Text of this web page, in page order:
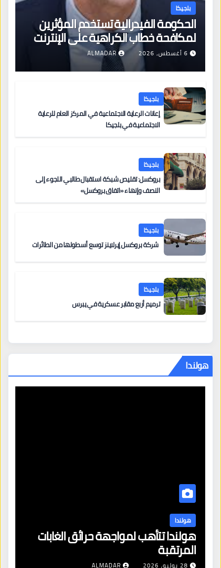
بلجيكا
الحكومة الفيدرالية تستخدم المؤثرين
لمكافحة خطاب الكراهية على الإنترنت
6 أغسطس، 2026 ALMADAR
بلجيكا
إعانات الرعاية الاجتماعية في المركز العام للرعاية
الاجتماعية في بلجيكا
بلجيكا
بروكسل: تقليص شبكة استقبال طالبي اللجوء إلى
النصف وإنهاء «اتفاق بروكسل»
بلجيكا
شركة بروكسل إيرلاينز توسع أسطولها من الطائرات
بلجيكا
ترميم أربع مقابر عسكرية في يبرس
هولندا
هولندا
هولندا تتأهب لمواجهة حرائق الغابات
المرتقبة
28 يوليو، 2026 ALMADAR